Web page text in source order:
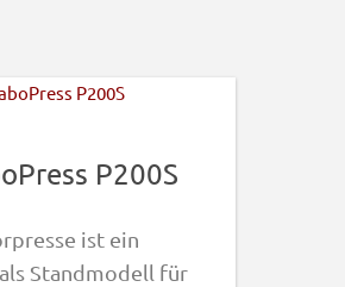
P200S
ist ein
Standmodell für